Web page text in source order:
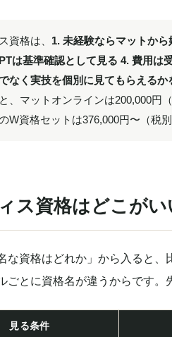
資格は、 1. 未経験ならマットか
は基準確認として見る 4. 費用は
なく実技を個別に見てもらえるか
、マットオンラインは200,000円
W資格セットは376,000円〜（税別
ス資格はどこが
な資格はどれか」から入ると
ごとに資格名が違うからです。
見る条件